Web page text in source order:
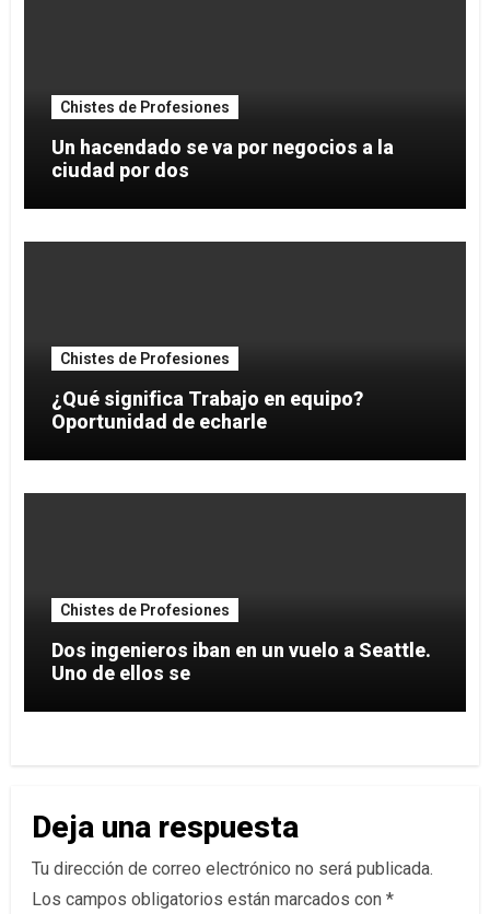
Chistes de Profesiones
Un hacendado se va por negocios a la
ciudad por dos
Chistes de Profesiones
¿Qué significa Trabajo en equipo?
Oportunidad de echarle
Chistes de Profesiones
Dos ingenieros iban en un vuelo a Seattle.
Uno de ellos se
Deja una respuesta
Tu dirección de correo electrónico no será publicada.
Los campos obligatorios están marcados con *